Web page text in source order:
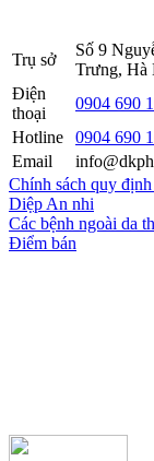
Trụ sở
Số 9
Trưng, Hà
Điện
thoại
0904 690
Hotline
0904 690
Email
Chính sách quy
Diệp An nhi
Các bệnh ngoài da
Điểm bán